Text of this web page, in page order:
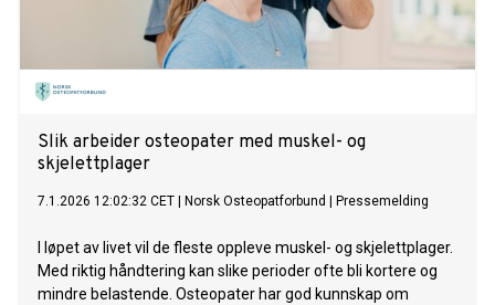
Slik arbeider osteopater med muskel- og
skjelettplager
7.1.2026 12:02:32 CET Norsk Osteopatforbund Pressemelding
I løpet av livet vil de fleste oppleve muskel- og skjelettplager.
Med riktig håndtering kan slike perioder ofte bli kortere og
mindre belastende. Osteopater har god kunnskap om